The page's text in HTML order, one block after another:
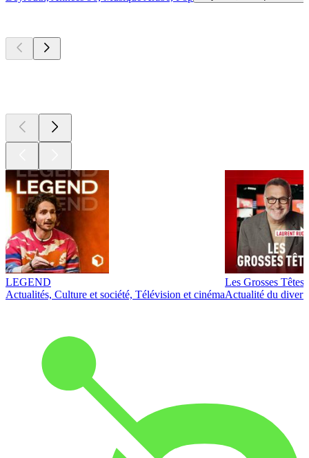
LEGEND
Actualités, Culture et société, Télévision et cinéma
Les Grosses Têtes
Actualité du